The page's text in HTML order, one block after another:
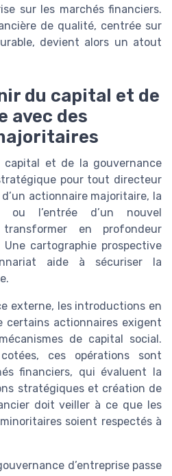
sur les marchés financiers.
de qualité, centrée sur
devient alors un atout
du capital et de
avec des
capital et de la gouvernance
pour tout directeur
actionnaire majoritaire, la
ou l’entrée d’un nouvel
en profondeur
Une cartographie prospective
aide à sécuriser la
externe, les introductions en
certains actionnaires exigent
de capital social.
ces opérations sont
financiers, qui évaluent la
stratégiques et création de
doit veiller à ce que les
soient respectés à
d’entreprise passe